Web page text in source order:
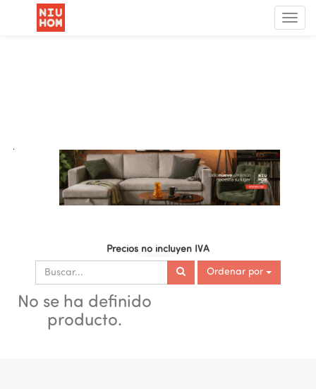
Menú
de
.
Precios no incluyen IVA
Ordenar por
No se ha definido
producto.